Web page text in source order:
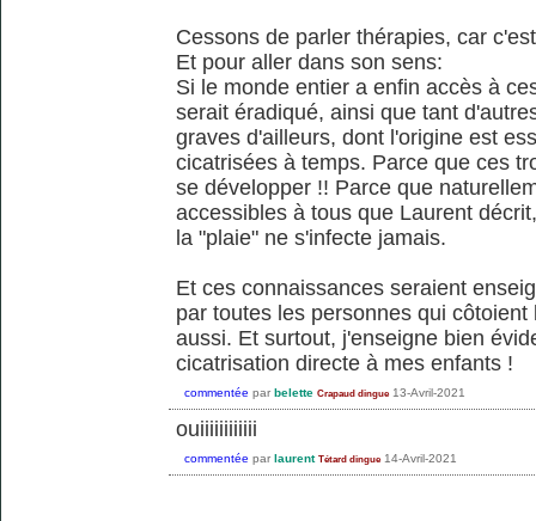
Cessons de parler thérapies, car
Et pour aller dans son sens:
Si le monde entier a enfin accès à
serait éradiqué, ainsi que tant
graves d'ailleurs, dont l'origine est
cicatrisées à temps. Parce que ces
se développer !! Parce que
accessibles à tous que Laurent
la "plaie" ne s'infecte jamais.
Et ces connaissances seraient
par toutes les personnes qui
aussi. Et surtout, j'enseigne bien
cicatrisation directe à mes enfants !
commentée par belette Crapaud dingue 13-Avril-2021
ouiiiiiiiiiiii
commentée par laurent Tétard dingue 14-Avril-2021